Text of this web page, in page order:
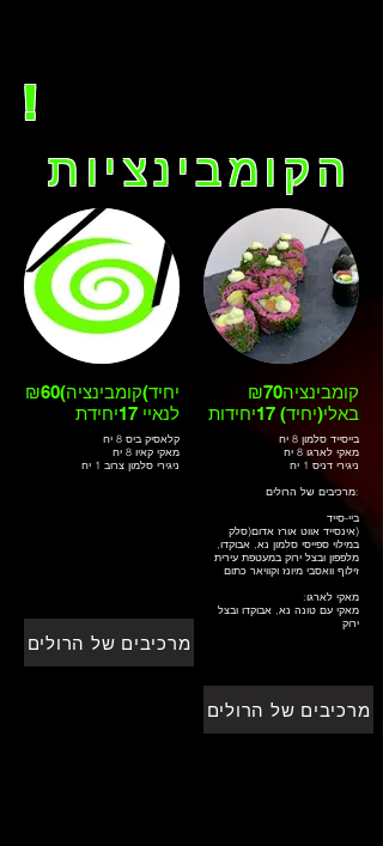
!
הקומבינציות
₪60(יחיד)קומבינציה
לנאיי 17יחידת
קלאסיק ביס 8 יח
מאקי קאיו 8 יח
ניגירי סלמון צרוב 1 יח
₪70קומבינציה
באלי(יחיד) 17יחידות
בייסייד סלמון 8 יח
מאקי לארגו 8 יח
ניגירי דניס 1 יח
מרכיבים של הרולים:
ביי-סייד
אינסייד אווט אורז אדום(סלק)
במילוי ספייסי סלמון נא, אבוקדו,
מלפפון ובצל ירוק במעטפת עירית
זילוף וואסבי מיונז וקוויאר כתום
:מאקי לארגו
מאקי עם טונה נא, אבוקדו ובצל
ירוק
מרכיבים של הרולים
מרכיבים של הרולים